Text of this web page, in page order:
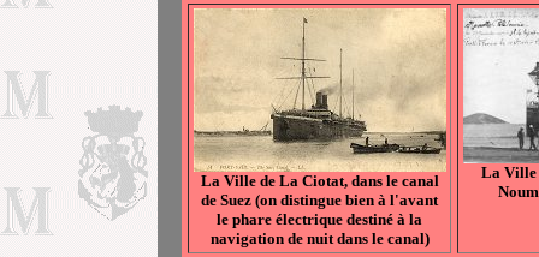
La Ville de La Ciotat, dans le canal
de Suez (on distingue bien à l'avant
le phare électrique destiné à la
navigation de nuit dans le canal)
La Ville